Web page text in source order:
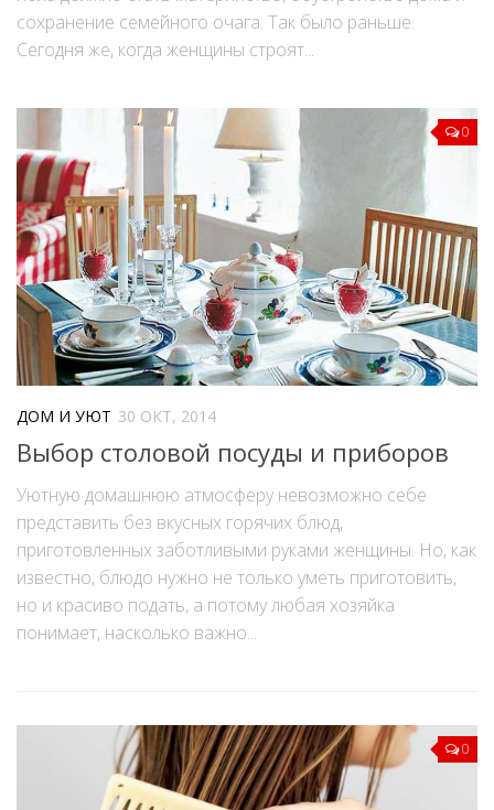
сохранение семейного очага. Так было раньше.
Сегодня же, когда женщины строят...
0
ДОМ И УЮТ 30 ОКТ, 2014
Выбор столовой посуды и приборов
Уютную домашнюю атмосферу невозможно себе
представить без вкусных горячих блюд,
приготовленных заботливыми руками женщины. Но, как
известно, блюдо нужно не только уметь приготовить,
но и красиво подать, а потому любая хозяйка
понимает, насколько важно...
0